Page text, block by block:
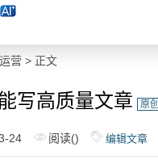
营 > 正文
写高质量文章 原创
24 阅读() 编辑文章